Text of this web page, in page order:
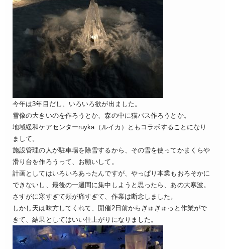
今年は3年目だし、いろいろ欲が出ました。
雪像の大きいのを作ろうとか、森の中に猫バス作ろうとか。
地域緩和ケアセンターruyka（ルイカ）ともコラボすることになり
まして。
施設管理の人が駐車場を除雪するから、その雪を使ってかまくらや
滑り台を作ろうって、お願いして。
計画としてはいろいろあったんですが、やっぱり本業もおろそかに
できないし、最後の一週間に集中しようと思ったら、あの大寒波。
さすがに寒すぎて頬が痛すぎて、作業は断念しました。
しかし天は味方してくれて、開催2日前からぎゅぎゅっと作業がで
きて、結果としてはいい仕上がりになりました。